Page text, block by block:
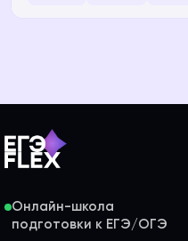
Онлайн-школа